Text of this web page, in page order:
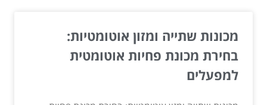
מכונות שתייה ומזון אוטומטיות:
בחירת מכונת פחיות אוטומטית
למפעלים